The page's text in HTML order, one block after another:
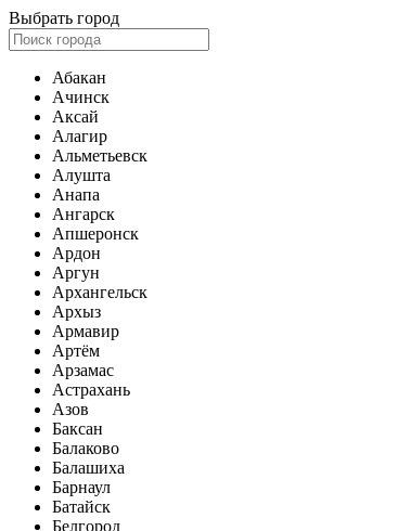
Выбрать город
Абакан
Ачинск
Аксай
Алагир
Альметьевск
Алушта
Анапа
Ангарск
Апшеронск
Ардон
Аргун
Архангельск
Архыз
Армавир
Артём
Арзамас
Астрахань
Азов
Баксан
Балаково
Балашиха
Барнаул
Батайск
Белгород